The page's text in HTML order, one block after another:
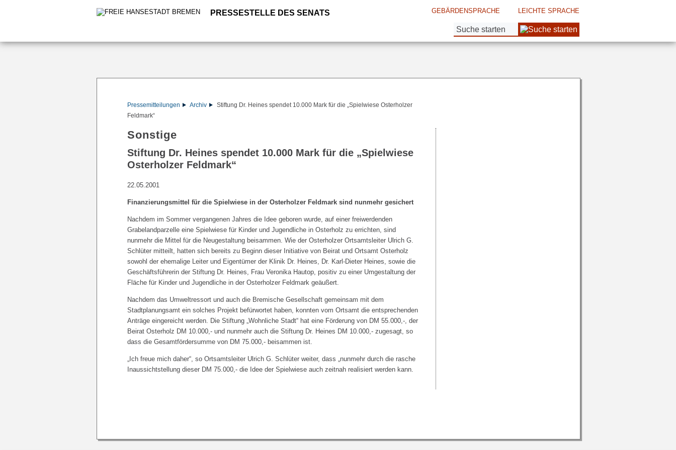
PRESSESTELLE DES SENATS GEBÄRDENSPRACHE LEICHTE SPRACHE
Suche:
Pressemitteilungen Archiv
Stiftung Dr. Heines spendet 10.000 Mark für die „Spielwiese Osterholzer
Feldmark“
Sonstige
Stiftung Dr. Heines spendet 10.000 Mark für die „Spielwiese
Osterholzer Feldmark“
22.05.2001
Finanzierungsmittel für die Spielwiese in der Osterholzer Feldmark sind nunmehr gesichert
Nachdem im Sommer vergangenen Jahres die Idee geboren wurde, auf einer freiwerdenden
Grabelandparzelle eine Spielwiese für Kinder und Jugendliche in Osterholz zu errichten, sind
nunmehr die Mittel für die Neugestaltung beisammen. Wie der Osterholzer Ortsamtsleiter Ulrich G.
Schlüter mitteilt, hatten sich bereits zu Beginn dieser Initiative von Beirat und Ortsamt Osterholz
sowohl der ehemalige Leiter und Eigentümer der Klinik Dr. Heines, Dr. Karl-Dieter Heines, sowie die
Geschäftsführerin der Stiftung Dr. Heines, Frau Veronika Hautop, positiv zu einer Umgestaltung der
Fläche für Kinder und Jugendliche in der Osterholzer Feldmark geäußert.
Nachdem das Umweltressort und auch die Bremische Gesellschaft gemeinsam mit dem
Stadtplanungsamt ein solches Projekt befürwortet haben, konnten vom Ortsamt die entsprechenden
Anträge eingereicht werden. Die Stiftung „Wohnliche Stadt“ hat eine Förderung von DM 55.000,-, der
Beirat Osterholz DM 10.000,- und nunmehr auch die Stiftung Dr. Heines DM 10.000,- zugesagt, so
dass die Gesamtfördersumme von DM 75.000,- beisammen ist.
„Ich freue mich daher“, so Ortsamtsleiter Ulrich G. Schlüter weiter, dass „nunmehr durch die rasche
Inaussichtstellung dieser DM 75.000,- die Idee der Spielwiese auch zeitnah realisiert werden kann.